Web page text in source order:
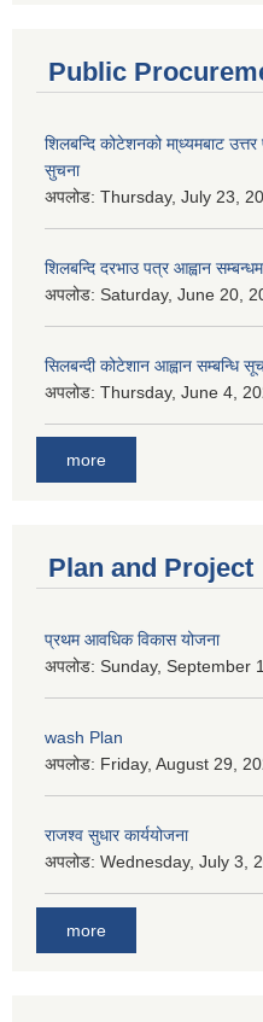
Public
शिलबन्दि कोटेशनको मा्ध्यमबाट
सुचना
अपलोड: Thursday, July 23,
शिलबन्दि दरभाउ पत्र आह्वान
अपलोड: Saturday, June 20,
सिलबन्दी कोटेशान आह्वान सम्बन्धि
अपलोड: Thursday, June 4,
more
Plan and Project
प्रथम आवधिक विकास योजना
अपलोड: Sunday, September
wash Plan
अपलोड: Friday, August 29,
राजश्व सुधार कार्ययोजना
अपलोड: Wednesday, July 3,
more